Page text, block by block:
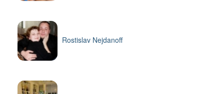
Rostislav Nejdanoff